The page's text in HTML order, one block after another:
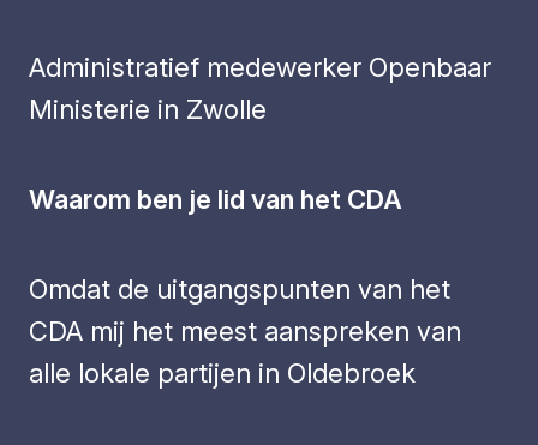
Administratief medewerker Openbaar
Ministerie in Zwolle
Waarom ben je lid van het CDA
Omdat de uitgangspunten van het
CDA mij het meest aanspreken van
alle lokale partijen in Oldebroek